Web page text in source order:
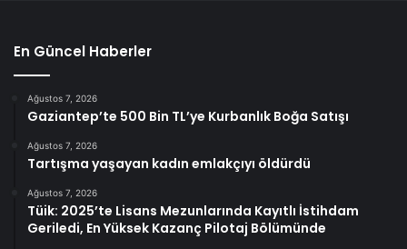
En Güncel Haberler
Ağustos 7, 2026
Gaziantep’te 500 Bin TL’ye Kurbanlık Boğa Satışı
Ağustos 7, 2026
Tartışma yaşayan kadın emlakçıyı öldürdü
Ağustos 7, 2026
Tüik: 2025’te Lisans Mezunlarında Kayıtlı İstihdam
Geriledi, En Yüksek Kazanç Pilotaj Bölümünde